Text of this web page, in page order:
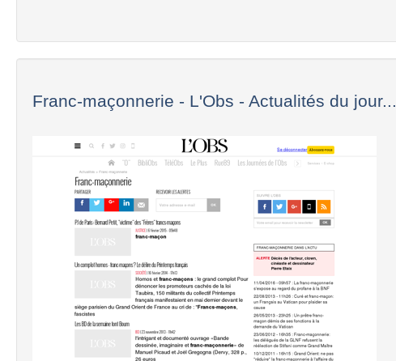
Franc-maçonnerie - L'Obs - Actualités du jour...